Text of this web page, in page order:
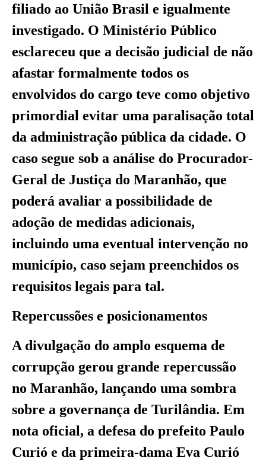
filiado ao União Brasil e igualmente
investigado. O Ministério Público
esclareceu que a decisão judicial de não
afastar formalmente todos os
envolvidos do cargo teve como objetivo
primordial evitar uma paralisação total
da administração pública da cidade. O
caso segue sob a análise do Procurador-
Geral de Justiça do Maranhão, que
poderá avaliar a possibilidade de
adoção de medidas adicionais,
incluindo uma eventual intervenção no
município, caso sejam preenchidos os
requisitos legais para tal.
Repercussões e posicionamentos
A divulgação do amplo esquema de
corrupção gerou grande repercussão
no Maranhão, lançando uma sombra
sobre a governança de Turilândia. Em
nota oficial, a defesa do prefeito Paulo
Curió e da primeira-dama Eva Curió